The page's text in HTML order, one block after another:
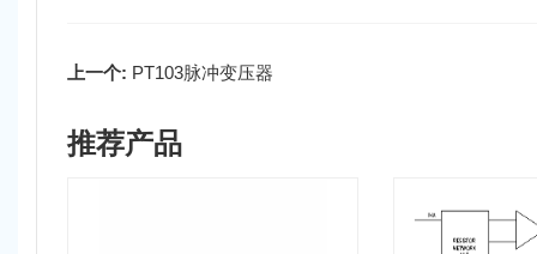
上一个: PT103脉冲变压器
推荐产品